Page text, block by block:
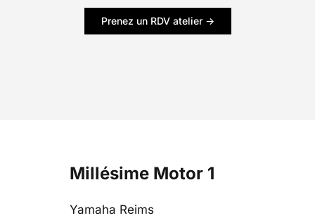
Prenez un RDV atelier ->
Millésime Motor 1
Yamaha Reims